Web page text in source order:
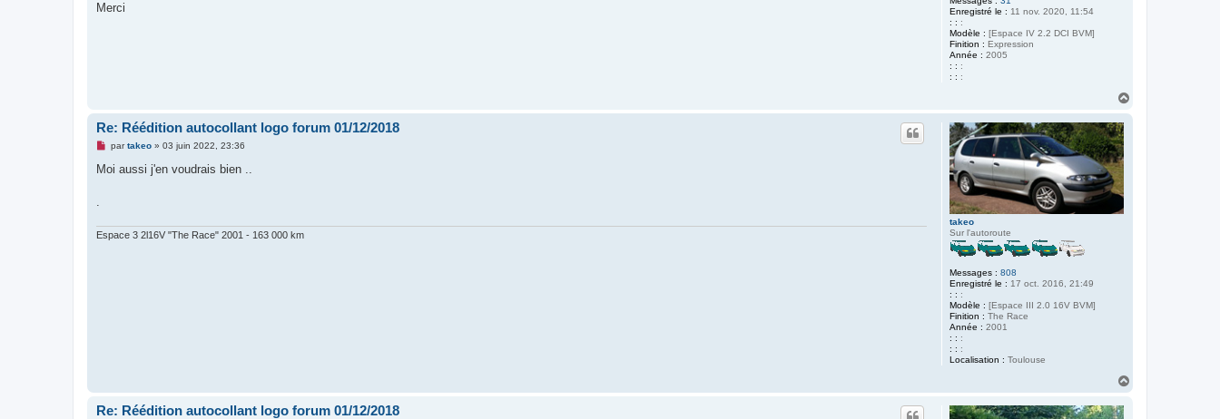
Enregistré le : 11 nov. 2020, 11:54
: : :
Modèle : [Espace IV 2.2 DCI BVM]
Finition : Expression
Année : 2005
: : :
: : :
a
Merci
takeo
Sur l'autoroute
Messages : 808
Enregistré le : 17 oct. 2016, 21:49
: : :
Modèle : [Espace III 2.0 16V BVM]
Finition : The Race
Année : 2001
: : :
: : :
Localisation : Toulouse
Re: Réédition autocollant logo forum 01/12/2018
M
s
o
n
partakeo» 03 juin 2022, 23:36
Moi aussi j'en voudrais bien ..
Espace 3 2l16V "The Race" 2001 - 163 000 km
Re: Réédition autocollant logo forum 01/12/2018